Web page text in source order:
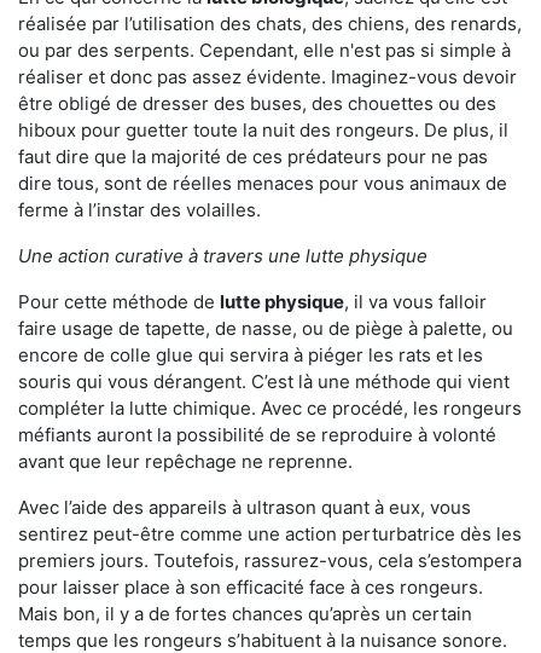
réalisée par l’utilisation des chats, des chiens, des renards,
ou par des serpents. Cependant, elle n'est pas si simple à
réaliser et donc pas assez évidente. Imaginez-vous devoir
être obligé de dresser des buses, des chouettes ou des
hiboux pour guetter toute la nuit des rongeurs. De plus, il
faut dire que la majorité de ces prédateurs pour ne pas
dire tous, sont de réelles menaces pour vous animaux de
ferme à l’instar des volailles.
Une action curative à travers une lutte physique
Pour cette méthode de lutte physique, il va vous falloir
faire usage de tapette, de nasse, ou de piège à palette, ou
encore de colle glue qui servira à piéger les rats et les
souris qui vous dérangent. C’est là une méthode qui vient
compléter la lutte chimique. Avec ce procédé, les rongeurs
méfiants auront la possibilité de se reproduire à volonté
avant que leur repêchage ne reprenne.
Avec l’aide des appareils à ultrason quant à eux, vous
sentirez peut-être comme une action perturbatrice dès les
premiers jours. Toutefois, rassurez-vous, cela s’estompera
pour laisser place à son efficacité face à ces rongeurs.
Mais bon, il y a de fortes chances qu’après un certain
temps que les rongeurs s’habituent à la nuisance sonore.